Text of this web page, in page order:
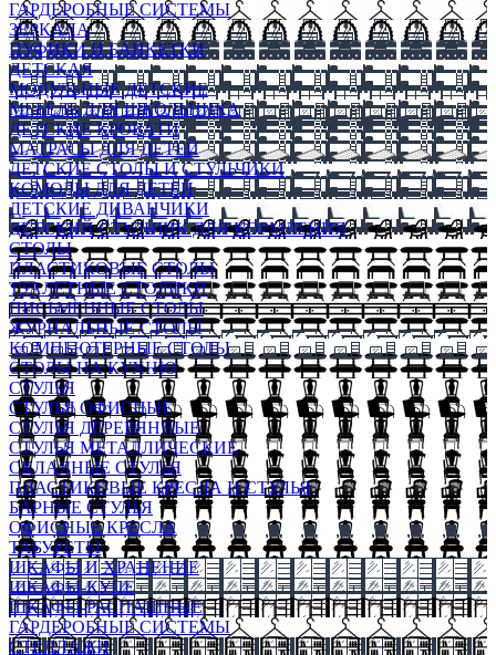
ГАРДЕРОБНЫЕ СИСТЕМЫ
ЗЕРКАЛА
ПУФИКИ И БАНКЕТКИ
ДЕТСКАЯ
МОДУЛЬНЫЕ ДЕТСКИЕ
МЕБЕЛЬ ДЛЯ ШКОЛЬНИКА
ДЕТСКИЕ КРОВАТИ
МАТРАСЫ ДЛЯ ДЕТЕЙ
ДЕТСКИЕ СТОЛЫ И СТУЛЬЧИКИ
КОМОДЫ ДЛЯ ДЕТЕЙ
ДЕТСКИЕ ДИВАНЧИКИ
ДЕТСКИЙ СТУЛЬЧИК ДЛЯ КОРМЛЕНИЯ
СТОЛЫ
ПЛАСТИКОВЫЕ СТОЛЫ
ТУАЛЕТНЫЕ СТОЛИКИ
ПИСЬМЕННЫЕ СТОЛЫ
ЖУРНАЛЬНЫЕ СТОЛЫ
КОМПЬЮТЕРНЫЕ СТОЛЫ
СТОЛЫ НА КУХНЮ
СТУЛЬЯ
СТУЛЬЯ ОФИСНЫЕ
СТУЛЬЯ ДЕРЕВЯННЫЕ
СТУЛЬЯ МЕТАЛЛИЧЕСКИЕ
СКЛАДНЫЕ СТУЛЬЯ
ПЛАСТИКОВЫЕ КРЕСЛА И СТУЛЬЯ
БАРНЫЕ СТУЛЬЯ
ОФИСНЫЕ КРЕСЛА
ТАБУРЕТЫ
ШКАФЫ И ХРАНЕНИЕ
ШКАФЫ-КУПЕ
ШКАФЫ-РАСПАШНЫЕ
ГАРДЕРОБНЫЕ СИСТЕМЫ
СТЕЛЛАЖИ